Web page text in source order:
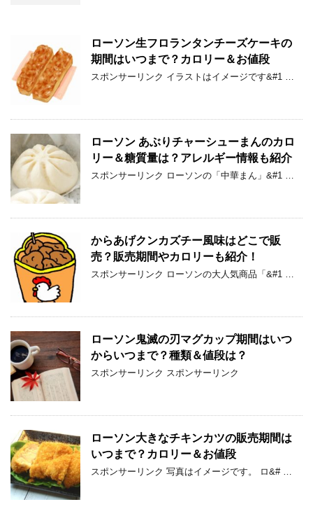
ローソン生フロランタンチーズケーキの
期間はいつまで？カロリー＆お値段
スポンサーリンク イラストはイメージです&#1 …
ローソン あぶりチャーシューまんのカロ
リー＆糖質量は？アレルギー情報も紹介
スポンサーリンク ローソンの「中華まん」&#1 …
からあげクンカズチー風味はどこで販
売？販売期間やカロリーも紹介！
スポンサーリンク ローソンの大人気商品「&#1 …
ローソン鬼滅の刃マグカップ期間はいつ
からいつまで？種類＆値段は？
スポンサーリンク スポンサーリンク
ローソン大きなチキンカツの販売期間は
いつまで？カロリー＆お値段
スポンサーリンク 写真はイメージです。 ロ&# …